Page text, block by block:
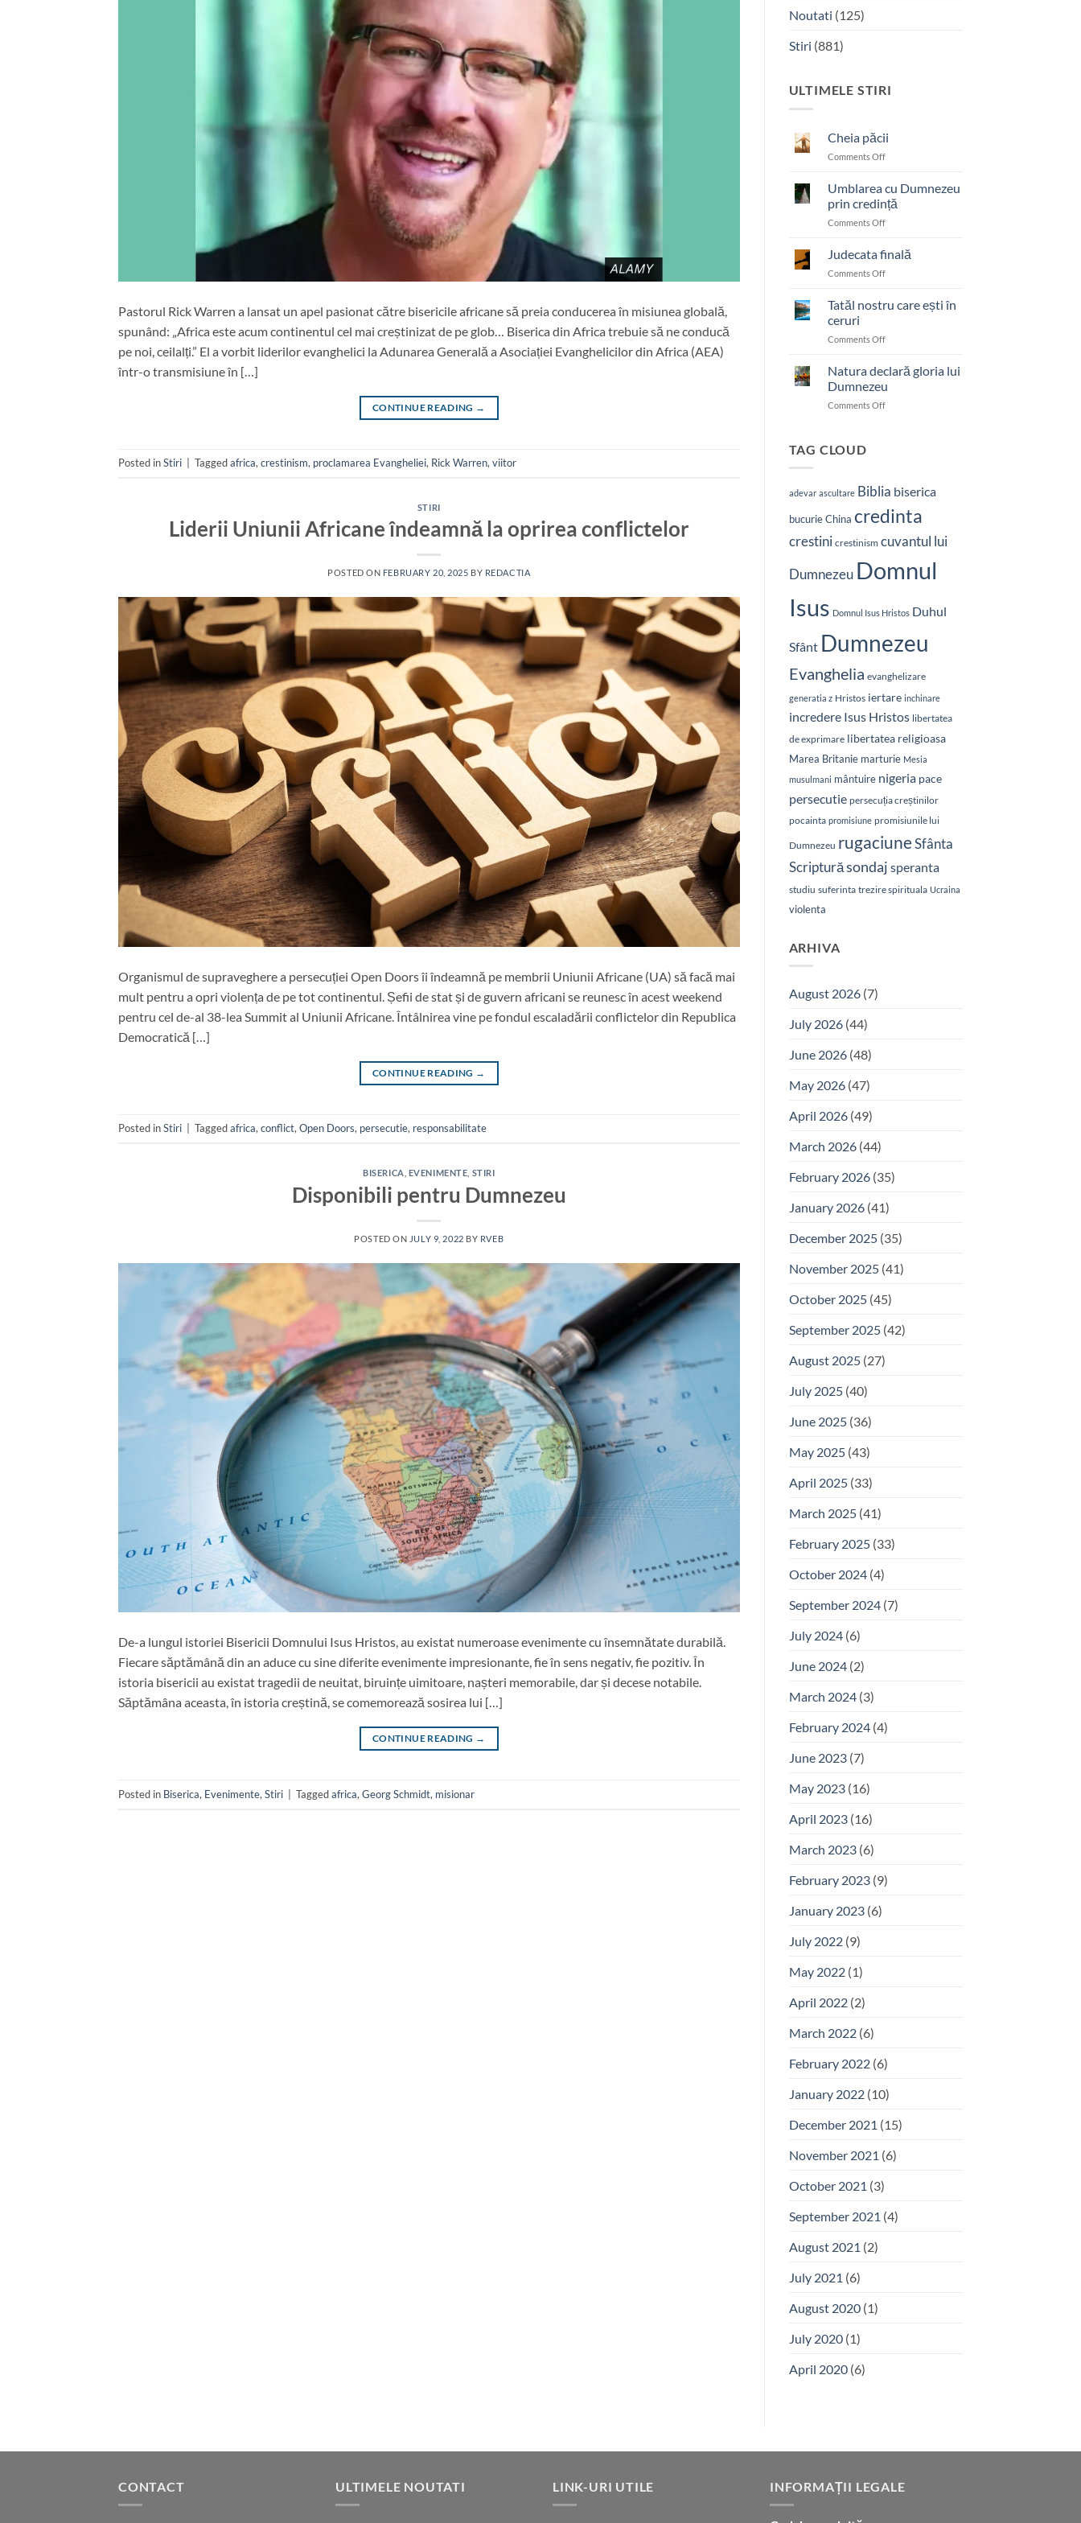
Pastorul Rick Warren a lansat un apel pasionat către bisericile africane să preia conducerea în misiunea globală,
spunând: „Africa este acum continentul cel mai creștinizat de pe glob… Biserica din Africa trebuie să ne conducă
pe noi, ceilalți.” El a vorbit liderilor evanghelici la Adunarea Generală a Asociației Evanghelicilor din Africa (AEA)
într-o transmisiune în […]
CONTINUE READING →
Posted inStiri Taggedafrica, crestinism, proclamarea Evangheliei, Rick Warren, viitor
STIRI
Liderii Uniunii Africane îndeamnă la oprirea conflictelor
POSTED ON FEBRUARY 20, 2025 BY REDACTIA
Organismul de supraveghere a persecuției Open Doors îi îndeamnă pe membrii Uniunii Africane (UA) să facă mai
mult pentru a opri violența de pe tot continentul. Șefii de stat și de guvern africani se reunesc în acest weekend
pentru cel de-al 38-lea Summit al Uniunii Africane. Întâlnirea vine pe fondul escaladării conflictelor din Republica
Democratică […]
CONTINUE READING →
Posted inStiri Taggedafrica,conflict,Open Doors, persecutie, responsabilitate
BISERICA EVENIMENTE STIRI
Disponibili pentru Dumnezeu
POSTED ON JULY 9, 2022 BY RVEB
De-a lungul istoriei Bisericii Domnului Isus Hristos, au existat numeroase evenimente cu însemnătate durabilă.
Fiecare săptămână din an aduce cu sine diferite evenimente impresionante, fie în sens negativ, fie pozitiv. În
istoria bisericii au existat tragedii de neuitat, biruințe uimitoare, nașteri memorabile, dar și decese notabile.
Săptămâna aceasta, în istoria creștină, se comemorează sosirea lui […]
CONTINUE READING →
Posted in Biserica, Evenimente, Stiri Taggedafrica, Georg Schmidt, misionar
Noutati (125)
Stiri (881)
ULTIMELE STIRI
Cheia păcii
Comments Offon
păcii
Umblarea cu Dumnezeu
prin credință
Comments Offon
cu
Dumnezeu
prin
Judecata finală
Comments Offon
Tatăl nostru care ești în
ceruri
Comments Offon
nostru
care
ești
în
Natura declară gloria lui
Dumnezeu
Comments Offon
TAG CLOUD
adevar ascultare Biblia biserica
bucurie China credinta
crestini crestinism cuvantul lui
Dumnezeu Domnul
Isus Domnul Isus Hristos Duhul
Sfânt Dumnezeu
Evanghelia evanghelizare
generatia z Hristos iertare inchinare
incredere Isus Hristos libertatea
de exprimare libertatea religioasa
Marea Britanie marturie Mesia
musulmani mântuire nigeria pace
persecutie persecuția creștinilor
pocainta promisiune promisiunile lui
Dumnezeu rugaciuneSfânta
Scripturăsondaj speranta
studiu suferinta trezire spirituala Ucraina
violenta
ARHIVA
August 2026(7)
July 2026(44)
June 2026(48)
May 2026(47)
April 2026(49)
March 2026(44)
February 2026(35)
January 2026(41)
December 2025(35)
November 2025(41)
October 2025(45)
September 2025(42)
August 2025(27)
July 2025(40)
June 2025(36)
May 2025(43)
April 2025(33)
March 2025(41)
February 2025(33)
October 2024(4)
September 2024(7)
July 2024(6)
June 2024(2)
March 2024(3)
February 2024(4)
June 2023(7)
May 2023(16)
April 2023(16)
March 2023(6)
February 2023(9)
January 2023(6)
July 2022(9)
May 2022(1)
April 2022(2)
March 2022(6)
February 2022(6)
January 2022(10)
December 2021 (15)
November 2021 (6)
October 2021 (3)
September 2021 (4)
August 2021 (2)
July 2021 (6)
August 2020(1)
July 2020(1)
April 2020(6)
CONTACT ULTIMELE NOUTATI LINK-URI UTILE INFORMAȚII LEGALE